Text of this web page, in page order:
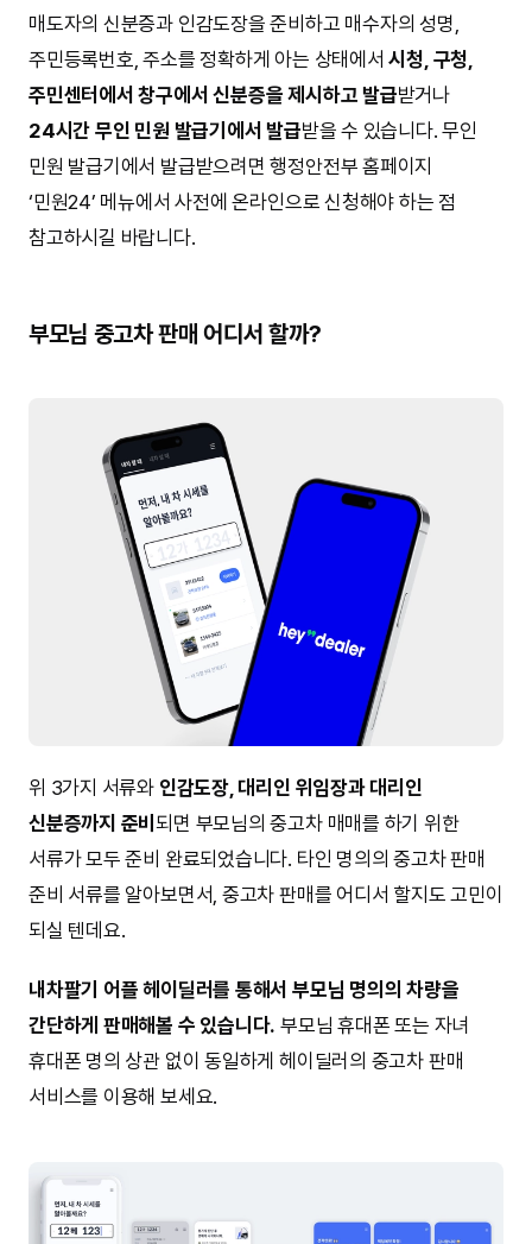
매도자의 신분증과 인감도장을 준비하고 매수자의 성명,
주민등록번호, 주소를 정확하게 아는 상태에서시청, 구청,
주민센터에서 창구에서 신분증을 제시하고 발급받거나
24시간 무인 민원 발급기에서 발급받을 수 있습니다. 무인
민원 발급기에서 발급받으려면 행정안전부 홈페이지
‘민원24’ 메뉴에서 사전에 온라인으로 신청해야 하는 점
참고하시길 바랍니다.
부모님 중고차 판매 어디서 할까?
위 3가지 서류와 인감도장, 대리인 위임장과 대리인
신분증까지 준비되면 부모님의 중고차 매매를 하기 위한
서류가 모두 준비 완료되었습니다. 타인 명의의 중고차 판매
준비 서류를 알아보면서, 중고차 판매를 어디서 할지도 고민이
되실 텐데요.
내차팔기 어플 헤이딜러를 통해서 부모님 명의의 차량을
간단하게 판매해볼 수 있습니다. 부모님 휴대폰 또는 자녀
휴대폰 명의 상관 없이 동일하게 헤이딜러의 중고차 판매
서비스를 이용해 보세요.